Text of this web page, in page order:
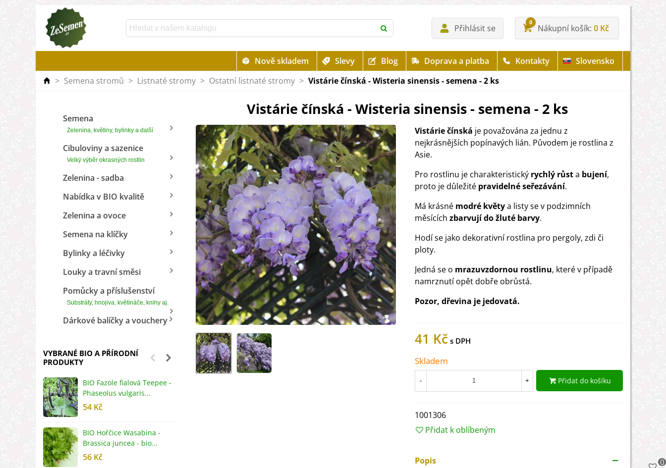
Přihlásit se
0
Nákupní košík 0 Kč
Nově skladem Slevy Blog Doprava a platba Kontakty
Slovensko
> Semena stromů > Listnaté stromy > Ostatní listnaté stromy > Vistárie čínská - Wisteria sinensis - semena - 2 ks
Semena
Zelenina, květiny, bylinky a další
Cibuloviny a sazenice
Velký výběr okrasných rostlin
Zelenina - sadba
Nabídka v BIO kvalitě
Zelenina a ovoce
Semena na klíčky
Bylinky a léčivky
Louky a travní směsi
Pomůcky a příslušenství
Substráty, hnojiva, květináče, knihy aj.
Dárkové balíčky a vouchery
VYBRANÉ BIO A PŘÍRODNÍ
PRODUKTY
BIO Fazole fialová Teepee -
Phaseolus vulgaris...
54 Kč
BIO Hořčice Wasabina -
Brassica juncea - bio...
56 Kč
Vistárie čínská - Wisteria sinensis - semena - 2 ks
Vistárie čínská je považována za jednu z
nejkrásnějších popínavých lián. Původem je rostlina z
Asie.
Pro rostlinu je charakteristický rychlý růsta bujení,
proto je důležité pravidelné seřezávání.
Má krásné modré květya listy se v podzimních
měsících zbarvují do žluté barvy.
Hodí se jako dekorativní rostlina pro pergoly, zdi či
ploty.
Jedná se o mrazuvzdornou rostlinu, které v případě
namrznutí opět dobře obrůstá.
Pozor, dřevina je jedovatá.
41 Kč
Skladem
- + Přidat do košíku
1001306
Přidat k oblíbeným
Popis 0